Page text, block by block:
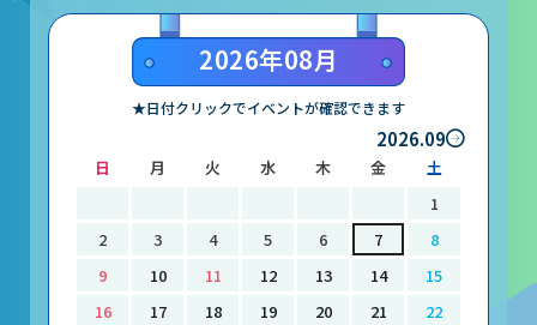
名誉館長あいさつ
プライバシーポリシー
お問い合わせ
2026年08月
★日付クリックでイベントが確認できます
2026.09
日 月 火 水 木 金
土
1
2
3 4 5 6 7
8
9
10 11 12 13 14
15
16
17 18 19 20 21
22